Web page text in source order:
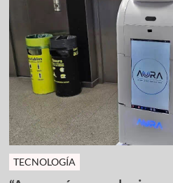
TECNOLOGÍA